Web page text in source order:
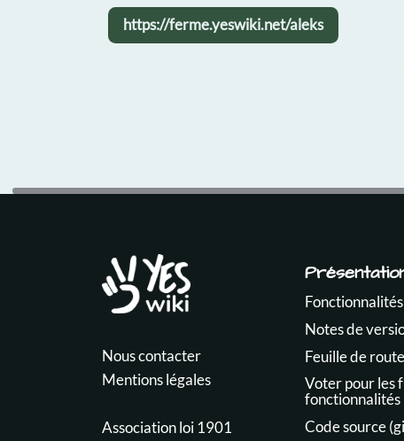
https://ferme.yeswiki.net/aleks
Nous contacter
Mentions légales
Association loi 1901
Fonctionnalités
Notes de
Feuille de route
Voter pour les
fonctionnalités
Code source